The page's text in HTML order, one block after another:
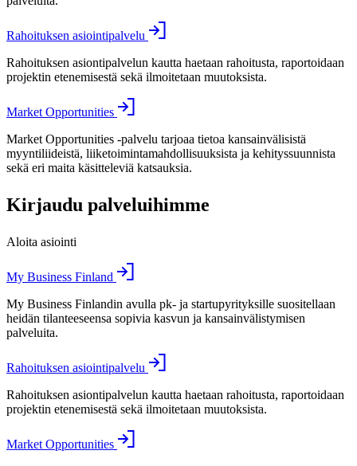
Rahoituksen asiointipalvelu
Rahoituksen asiontipalvelun kautta haetaan rahoitusta, raportoidaan
projektin etenemisestä sekä ilmoitetaan muutoksista.
Market Opportunities
Market Opportunities -palvelu tarjoaa tietoa kansainvälisistä
myyntiliideistä, liiketoimintamahdollisuuksista ja kehityssuunnista
sekä eri maita käsitteleviä katsauksia.
Kirjaudu palveluihimme
Aloita asiointi
My Business Finland
My Business Finlandin avulla pk- ja startupyrityksille suositellaan
heidän tilanteeseensa sopivia kasvun ja kansainvälistymisen
palveluita.
Rahoituksen asiointipalvelu
Rahoituksen asiontipalvelun kautta haetaan rahoitusta, raportoidaan
projektin etenemisestä sekä ilmoitetaan muutoksista.
Market Opportunities